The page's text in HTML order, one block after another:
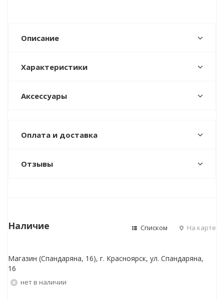
Описание
Характеристики
Аксессуары
Оплата и доставка
Отзывы
Наличие Списком На карте
Магазин (Спандаряна, 16), г. Красноярск, ул. Спандаряна,
16
Нет в наличии